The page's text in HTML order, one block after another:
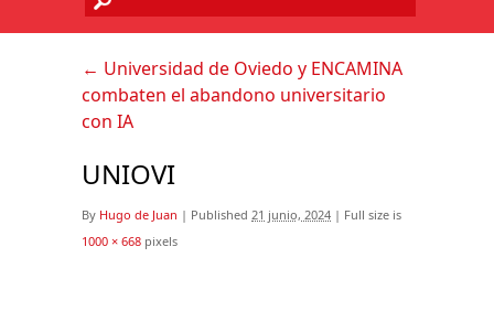
← Universidad de Oviedo y ENCAMINA
combaten el abandono universitario
con IA
UNIOVI
By Hugo de Juan | Published 21 junio, 2024 | Full size is
1000 × 668 pixels